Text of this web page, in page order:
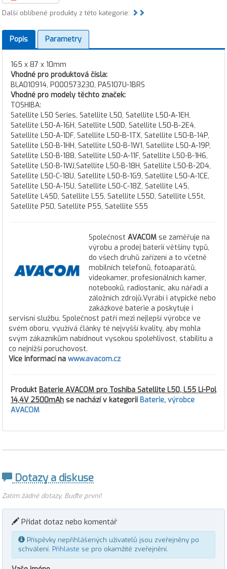
Další oblíbené produkty z této kategorie:
Popis Parametry
165 x 87 x 10mm
Vhodné pro produktová čísla:
BLA010914, P000573230, PA5107U-1BRS
Vhodné pro modely těchto značek:
TOSHIBA:
Satellite L50 Series, Satellite L50, Satellite L50-A-1EH,
Satellite L50-A-16H, Satellite L50D, Satellite L50-B-2E4,
Satellite L50-A-1DF, Satellite L50-B-1TX, Satellite L50-B-14P,
Satellite L50-B-1HH, Satellite L50-B-1W1, Satellite L50-A-19P,
Satellite L50-B-188, Satellite L50-A-11F, Satellite L50-B-1H6,
Satellite L50-B-1WJ,Satellite L50-B-18H, Satellite L50-B-2D4,
Satellite L50-C-18U, Satellite L50-B-1G9, Satellite L50-A-1CE,
Satellite L50-A-15U, Satellite L50-C-18Z, Satellite L45,
Satellite L45D, Satellite L55, Satellite L55D, Satellite L55t,
Satellite P50, Satellite P55, Satellite S55
Společnost AVACOM se zaměřuje na
výrobu a prodej baterií většiny typů,
do všech druhů zařízení a to včetně
mobilních telefonů, fotoaparátů,
videokamer, profesionálních kamer,
notebooků, radiostanic, aku nářadí a
záložních zdrojů.Vyrábí i atypické nebo
zakázkové baterie a poskytuje i
servisní službu. Společnost patří mezi nejlepší výrobce ve
svém oboru, využívá články té nejvyšší kvality, aby mohla
svým zákazníkům nabídnout vysokou spolehlivost, stabilitu a
co nejnižší poruchovost.
Více informací na www.avacom.cz
Produkt Baterie AVACOM pro Toshiba Satellite L50, L55 Li-Pol
14,4V 2500mAh se nachází v kategorii Baterie, výrobce
AVACOM
Dotazy a diskuse
Zatím žádné dotazy. Buďte první!
Přidat dotaz nebo komentář
Příspěvky nepřihlášených uživatelů jsou zveřejněny po
schválení. Přihlaste se pro okamžité zveřejnění.